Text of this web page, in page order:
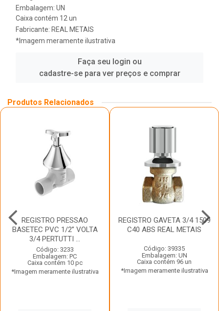
Embalagem: UN
Caixa contém 12 un
Fabricante: REAL METAIS
*Imagem meramente ilustrativa
Faça seu login ou
cadastre-se para ver preços e comprar
Produtos Relacionados
REGISTRO PRESSAO
BASETEC PVC 1/2” VOLTA
3/4 PERTUTTI ...
Código: 3233
Embalagem: PC
Caixa contém 10 pc
*Imagem meramente ilustrativa
REGISTRO GAVETA 3/4 1509
C40 ABS REAL METAIS
Código: 39335
Embalagem: UN
Caixa contém 96 un
*Imagem meramente ilustrativa